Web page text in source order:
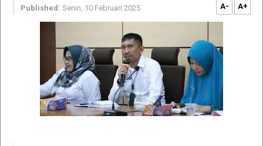
Published: Senin, 10 Februari 2025 A- A+